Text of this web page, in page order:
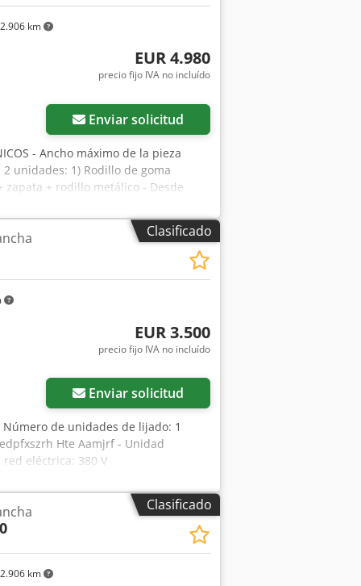
km
EUR 4.980
precio fijo IVA no incluído
Enviar solicitud
- Ancho máximo de la pieza
unidades: 1) Rodillo de goma
+ rodillo metálico - Desde
- Rodillo metálico deslizante -
metálicos deslizantes - Cinta de
bandas - 2 velocidades de avance
6-8 bar - Diámetro de la boca de
mm - Peso: 972 kg VENTAJAS -
I Anjamsrf - Estado muy bueno -
cambio de 4,2 EUR (Los precios
Clasificado
EUR 3.500
precio fijo IVA no incluído
Enviar solicitud
de unidades de lijado: 1
Hte Aamjrf - Unidad
eléctrica: 380 V
Clasificado
km